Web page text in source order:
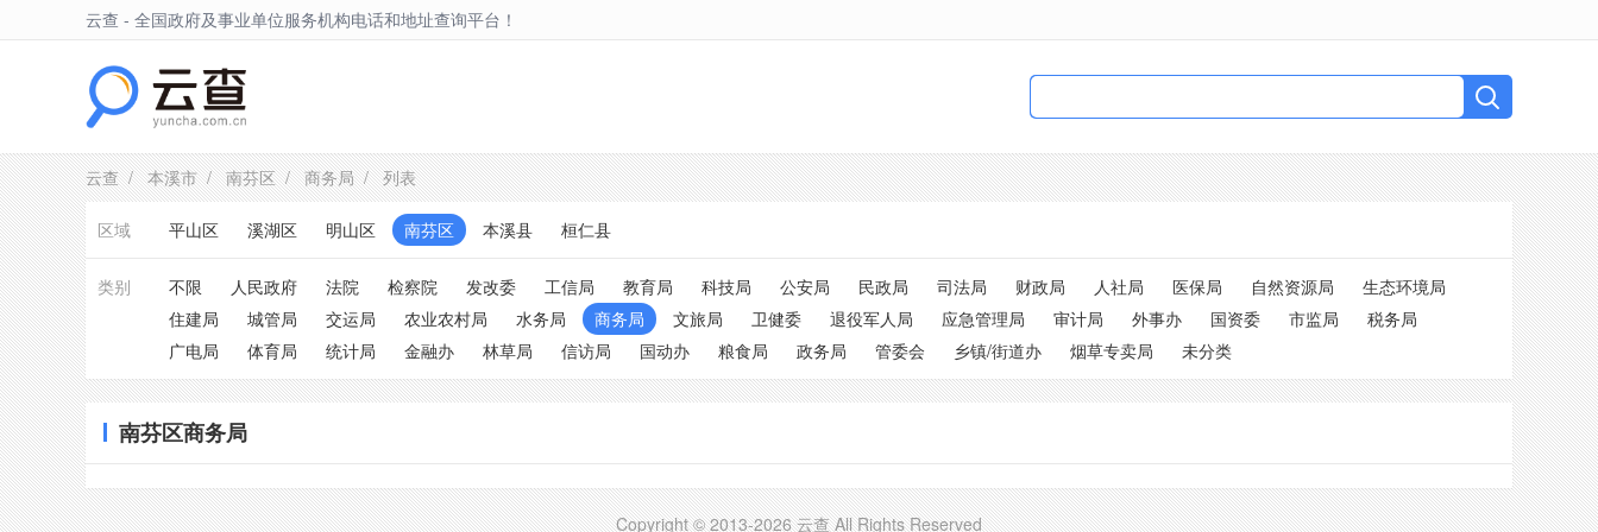
云查 - 全国政府及事业单位服务机构电话和地址查询平台！
云查/本溪市/南芬区/商务局/ 列表
区域 平山区 溪湖区 明山区 南芬区 本溪县 桓仁县
类别 不限 人民政府 法院 检察院 发改委 工信局 教育局 科技局 公安局 民政局 司法局 财政局 人社局 医保局 自然资源局
生态环境局
住建局
城管局 交运局 农业农村局 水务局 商务局 文旅局 卫健委 退役军人局 应急管理局 审计局 外事办 国资委 市监局
税务局
广电局
体育局 统计局 金融办 林草局 信访局 国动办 粮食局 政务局 管委会 乡镇/街道办 烟草专卖局 未分类
南芬区商务局
Copyright © 2013-2026 云查 All Rights Reserved